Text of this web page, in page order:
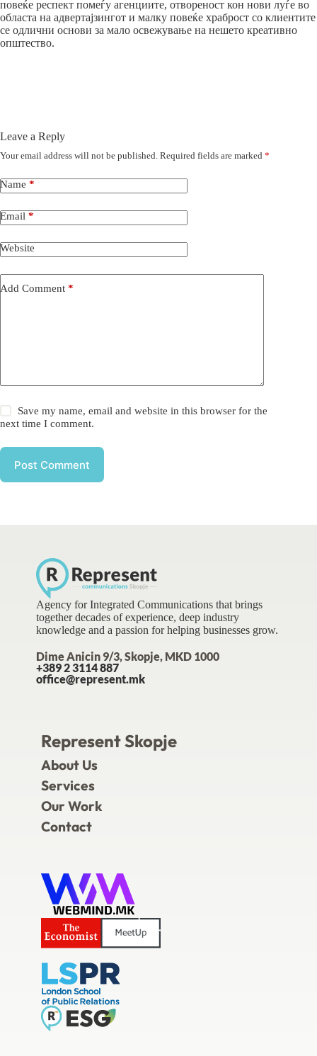
повеќе респект помеѓу агенциите, отвореност кон нови луѓе во
областа на адвертајзингот и малку повеќе храброст со клиентите
се одлични основи за мало освежување на нешето креативно
општество.
Leave a Reply
Your email address will not be published. Required fields are marked *
Name *
Email *
Website
Add Comment *
Save my name, email and website in this browser for the
next time I comment.
Post Comment
Agency for Integrated Communications that brings
together decades of experience, deep industry
knowledge and a passion for helping businesses grow.
Dime Anicin 9/3, Skopje, MKD 1000
+389 2 3114 887
office@represent.mk
Represent Skopje
About Us
Services
Our Work
Contact